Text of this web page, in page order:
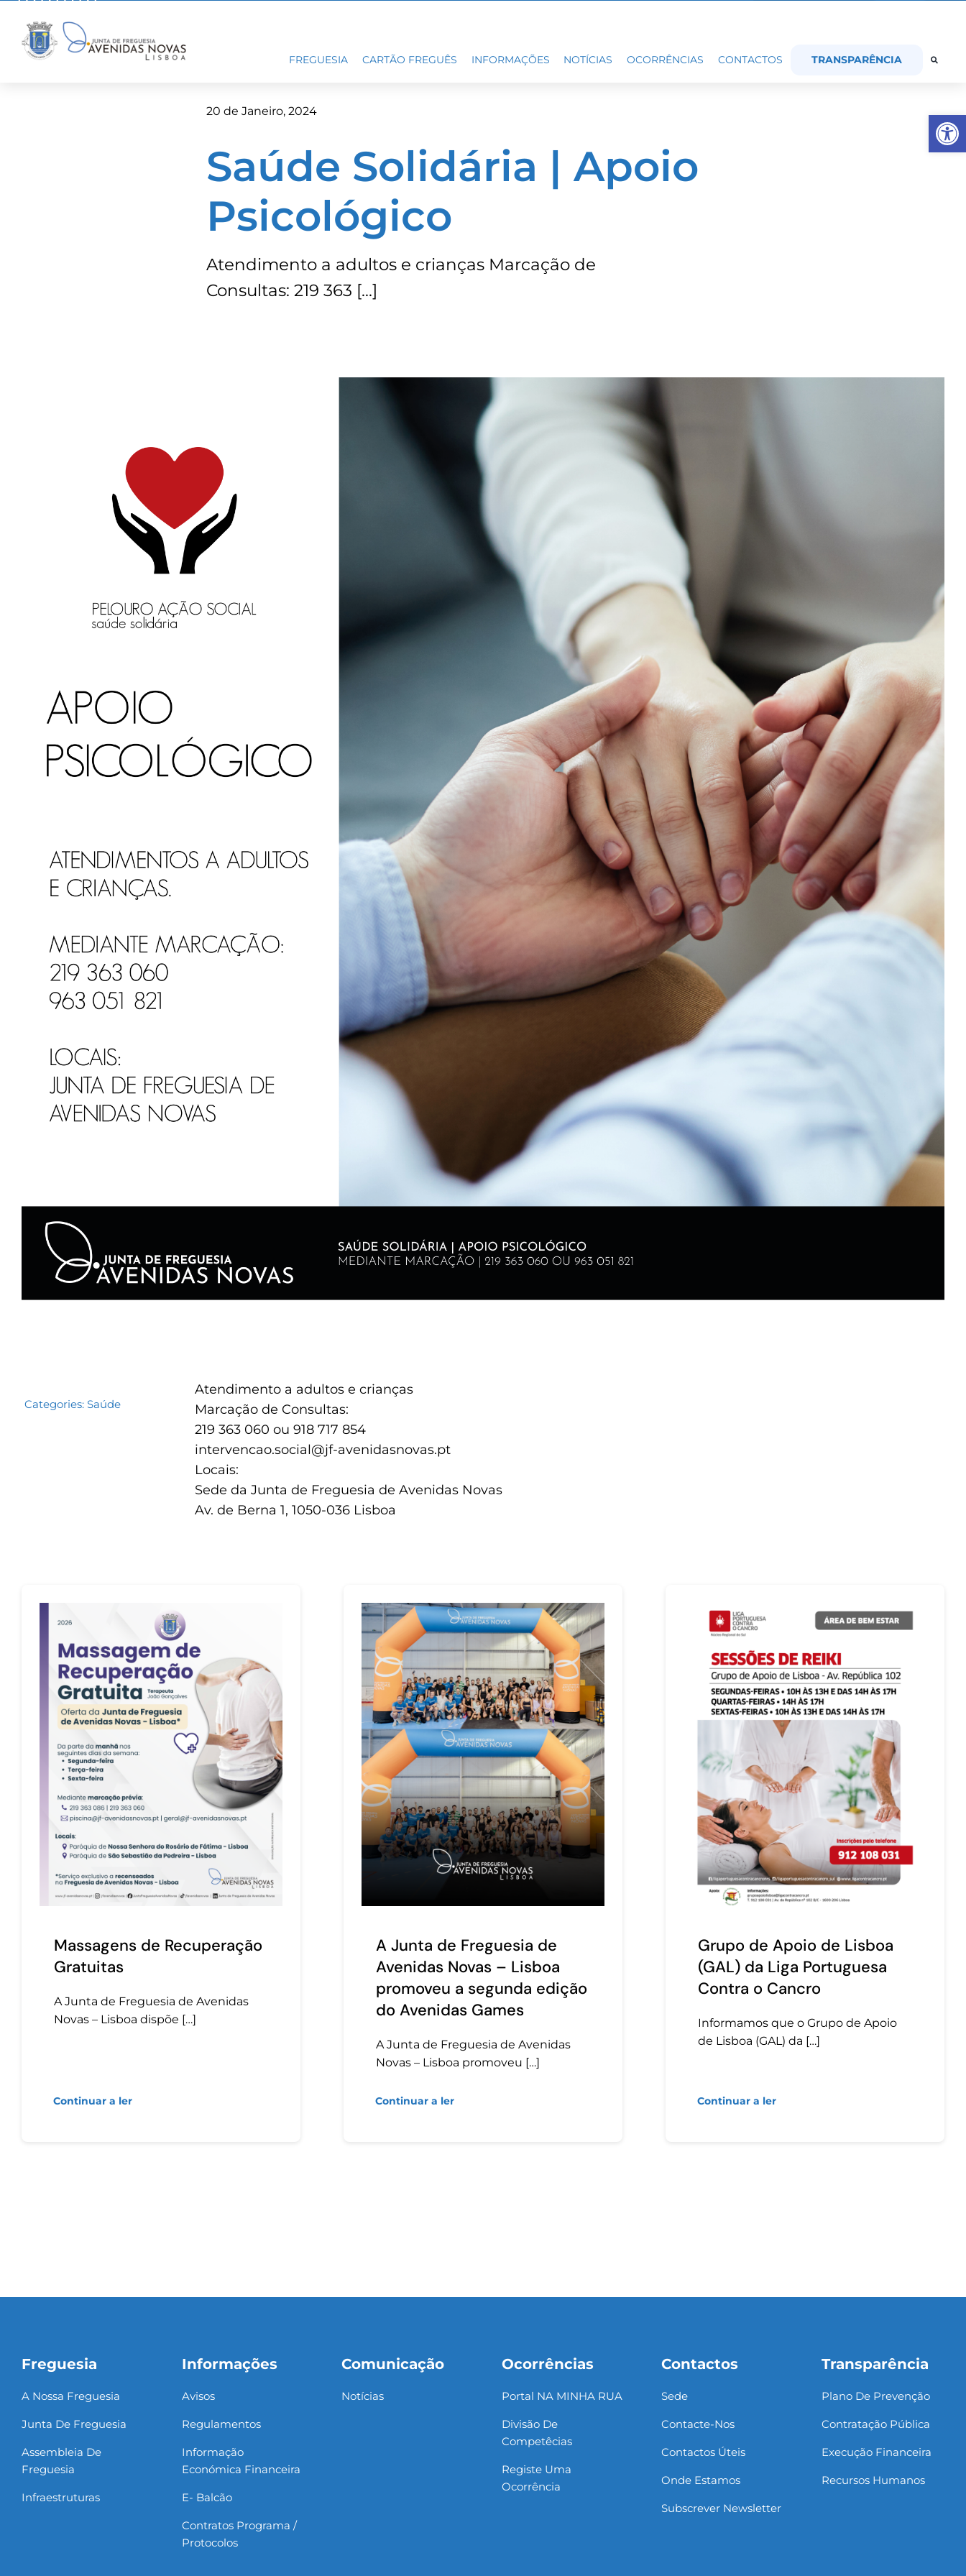
content
FREGUESIA CARTÃO FREGUÊS INFORMAÇÕES NOTÍCIAS OCORRÊNCIAS CONTACTOS TRANSPARÊNCIA
20 de Janeiro, 2024
Saúde Solidária | Apoio
Psicológico
Atendimento a adultos e crianças Marcação de
Consultas: 219 363 […]
Categories:Saúde
Atendimento a adultos e crianças
Marcação de Consultas:
219 363 060 ou 918 717 854
intervencao.social@jf-avenidasnovas.pt
Locais:
Sede da Junta de Freguesia de Avenidas Novas
Av. de Berna 1, 1050-036 Lisboa
Massagens de Recuperação
Gratuitas
A Junta de Freguesia de Avenidas
Novas – Lisboa dispõe […]
Continuar a ler
A Junta de Freguesia de
Avenidas Novas – Lisboa
promoveu a segunda edição
do Avenidas Games
A Junta de Freguesia de Avenidas
Novas – Lisboa promoveu […]
Continuar a ler
Grupo de Apoio de Lisboa
(GAL) da Liga Portuguesa
Contra o Cancro
Informamos que o Grupo de Apoio
de Lisboa (GAL) da […]
Continuar a ler
Freguesia
A Nossa Freguesia
Junta De Freguesia
Assembleia De
Freguesia
Infraestruturas
Informações
Avisos
Regulamentos
Informação
Económica Financeira
E- Balcão
Contratos Programa /
Protocolos
Comunicação
Notícias
Ocorrências
Portal NA MINHA RUA
Divisão De
Competêcias
Registe Uma
Ocorrência
Contactos
Sede
Contacte-Nos
Contactos Úteis
Onde Estamos
Subscrever Newsletter
Transparência
Plano De Prevenção
Contratação Pública
Execução Financeira
Recursos Humanos